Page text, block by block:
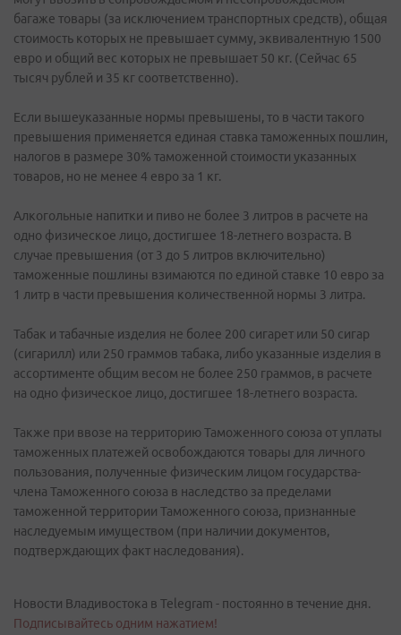
багаже товары (за исключением транспортных средств), общая
стоимость которых не превышает сумму, эквивалентную 1500
евро и общий вес которых не превышает 50 кг. (Сейчас 65
тысяч рублей и 35 кг соответственно).
Если вышеуказанные нормы превышены, то в части такого
превышения применяется единая ставка таможенных пошлин,
налогов в размере 30% таможенной стоимости указанных
товаров, но не менее 4 евро за 1 кг.
Алкогольные напитки и пиво не более 3 литров в расчете на
одно физическое лицо, достигшее 18-летнего возраста. В
случае превышения (от 3 до 5 литров включительно)
таможенные пошлины взимаются по единой ставке 10 евро за
1 литр в части превышения количественной нормы 3 литра.
Табак и табачные изделия не более 200 сигарет или 50 сигар
(сигарилл) или 250 граммов табака, либо указанные изделия в
ассортименте общим весом не более 250 граммов, в расчете
на одно физическое лицо, достигшее 18-летнего возраста.
Также при ввозе на территорию Таможенного союза от уплаты
таможенных платежей освобождаются товары для личного
пользования, полученные физическим лицом государства-
члена Таможенного союза в наследство за пределами
таможенной территории Таможенного союза, признанные
наследуемым имуществом (при наличии документов,
подтверждающих факт наследования).
Новости Владивостока в Telegram - постоянно в течение дня.
Подписывайтесь одним нажатием!